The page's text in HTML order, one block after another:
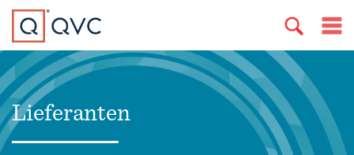
Lieferanten